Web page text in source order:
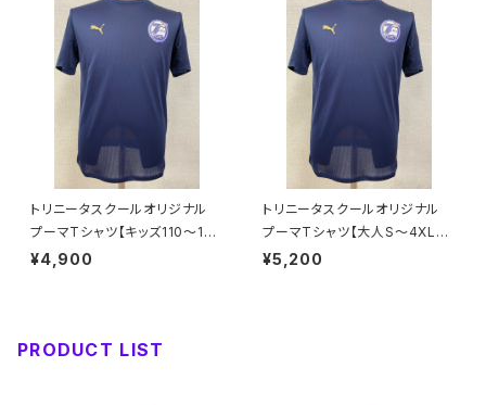
大人サイズ
大人サイズ
スウェット
トリニータスクールオリジナル
プーマTシャツ【キッズ110～16
0】※受注生産（納期約1.5か月）
¥4,900
トリニータスクールオリジナル
プーマTシャツ【大人S～4XL】
※受注生産（納期約1.5か月）
¥5,200
PRODUCT LIST